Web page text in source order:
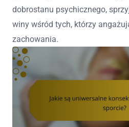
dobrostanu psychicznego,
winy wśród tych, którzy
zachowania.